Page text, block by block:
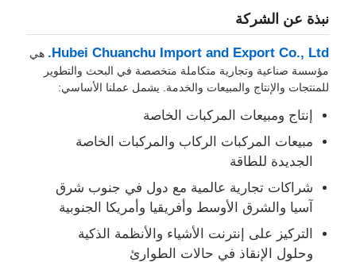
نبذة عن الشركة
Hubei Chuanchu Import and Export Co., Ltd.
هي
مؤسسة صناعية وتجارية متكاملة متخصصة في البحث والتطوير
للمنتجات والإنتاج والمبيعات والخدمة. يشمل عملنا الأساسي:
إنتاج ومبيعات المركبات الخاصة
مبيعات المركبات الركاب والمركبات الخاصة
الجديدة للطاقة
شراكات تجارية عالمية مع دول في جنوب شرق
آسيا والشرق الأوسط وأفريقيا وأمريكا الجنوبية
التركيز على إنترنت الأشياء والأنظمة الذكية
وحلول الإنقاذ في حالات الطوارئ